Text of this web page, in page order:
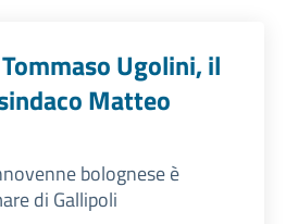
Ugolini, il
Matteo
bolognese è
di Gallipoli